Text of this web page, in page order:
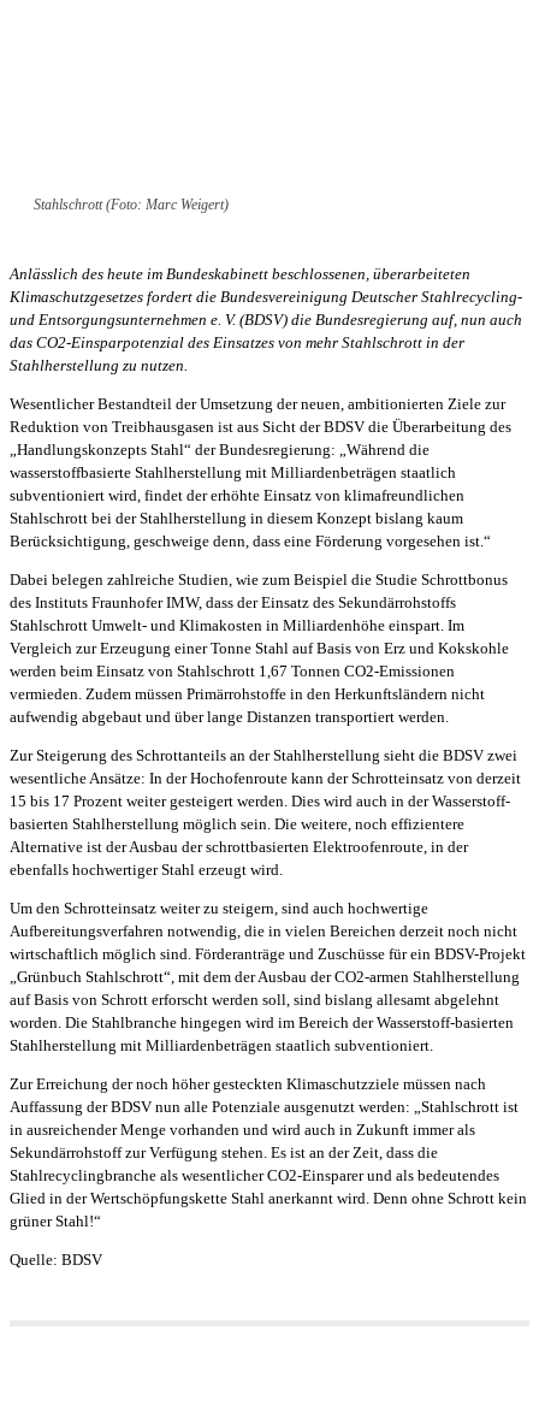
Stahlschrott (Foto: Marc Weigert)
Anlässlich des heute im Bundeskabinett beschlossenen, überarbeiteten
Klimaschutzgesetzes fordert die Bundesvereinigung Deutscher Stahlrecycling-
und Entsorgungsunternehmen e. V. (BDSV) die Bundesregierung auf, nun auch
das CO2-Einsparpotenzial des Einsatzes von mehr Stahlschrott in der
Stahlherstellung zu nutzen.
Wesentlicher Bestandteil der Umsetzung der neuen, ambitionierten Ziele zur
Reduktion von Treibhausgasen ist aus Sicht der BDSV die Überarbeitung des
„Handlungskonzepts Stahl“ der Bundesregierung: „Während die
wasserstoffbasierte Stahlherstellung mit Milliardenbeträgen staatlich
subventioniert wird, findet der erhöhte Einsatz von klimafreundlichen
Stahlschrott bei der Stahlherstellung in diesem Konzept bislang kaum
Berücksichtigung, geschweige denn, dass eine Förderung vorgesehen ist.“
Dabei belegen zahlreiche Studien, wie zum Beispiel die Studie Schrottbonus
des Instituts Fraunhofer IMW, dass der Einsatz des Sekundärrohstoffs
Stahlschrott Umwelt- und Klimakosten in Milliardenhöhe einspart. Im
Vergleich zur Erzeugung einer Tonne Stahl auf Basis von Erz und Kokskohle
werden beim Einsatz von Stahlschrott 1,67 Tonnen CO2-Emissionen
vermieden. Zudem müssen Primärrohstoffe in den Herkunftsländern nicht
aufwendig abgebaut und über lange Distanzen transportiert werden.
Zur Steigerung des Schrottanteils an der Stahlherstellung sieht die BDSV zwei
wesentliche Ansätze: In der Hochofenroute kann der Schrotteinsatz von derzeit
15 bis 17 Prozent weiter gesteigert werden. Dies wird auch in der Wasserstoff-
basierten Stahlherstellung möglich sein. Die weitere, noch effizientere
Alternative ist der Ausbau der schrottbasierten Elektroofenroute, in der
ebenfalls hochwertiger Stahl erzeugt wird.
Um den Schrotteinsatz weiter zu steigern, sind auch hochwertige
Aufbereitungsverfahren notwendig, die in vielen Bereichen derzeit noch nicht
wirtschaftlich möglich sind. Förderanträge und Zuschüsse für ein BDSV-Projekt
„Grünbuch Stahlschrott“, mit dem der Ausbau der CO2-armen Stahlherstellung
auf Basis von Schrott erforscht werden soll, sind bislang allesamt abgelehnt
worden. Die Stahlbranche hingegen wird im Bereich der Wasserstoff-basierten
Stahlherstellung mit Milliardenbeträgen staatlich subventioniert.
Zur Erreichung der noch höher gesteckten Klimaschutzziele müssen nach
Auffassung der BDSV nun alle Potenziale ausgenutzt werden: „Stahlschrott ist
in ausreichender Menge vorhanden und wird auch in Zukunft immer als
Sekundärrohstoff zur Verfügung stehen. Es ist an der Zeit, dass die
Stahlrecyclingbranche als wesentlicher CO2-Einsparer und als bedeutendes
Glied in der Wertschöpfungskette Stahl anerkannt wird. Denn ohne Schrott kein
grüner Stahl!“
Quelle: BDSV